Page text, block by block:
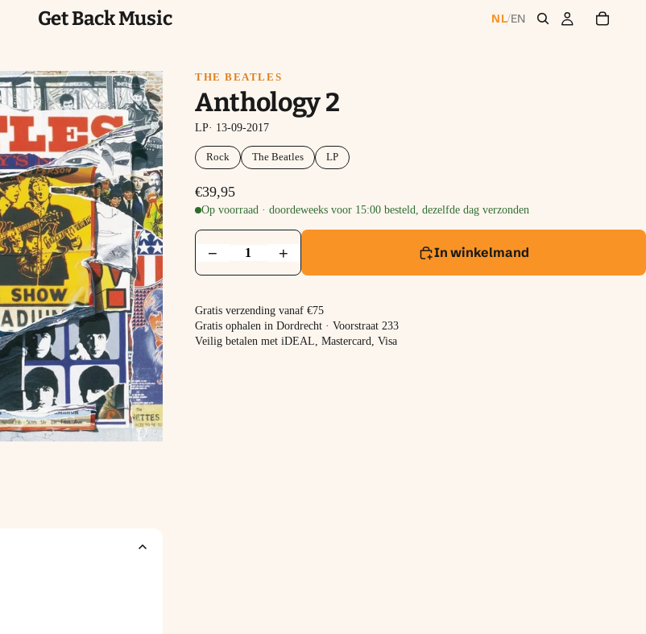
Get Back Music NL/EN
THE BEATLES
Anthology 2
LP· 13-09-2017
Rock The Beatles LP
€39,95
Op voorraad · doordeweeks voor 15:00 besteld, dezelfde dag verzonden
− + In winkelmand
Gratis verzending vanaf €75
Gratis ophalen in Dordrecht · Voorstraat 233
Veilig betalen met iDEAL, Mastercard, Visa